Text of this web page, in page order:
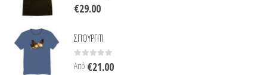
0out of 5
€29.00
ΣΠΟΥΡΓΙΤΙ
0 out of 5
Από €21.00